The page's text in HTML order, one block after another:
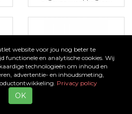
Vanaf€ 1,00
website voor jou nog beter te
functionele en analytische cookies. Wij
technologieën om inhoud en
advertentie- en inhoudsmeting,
Privacy policy
OK